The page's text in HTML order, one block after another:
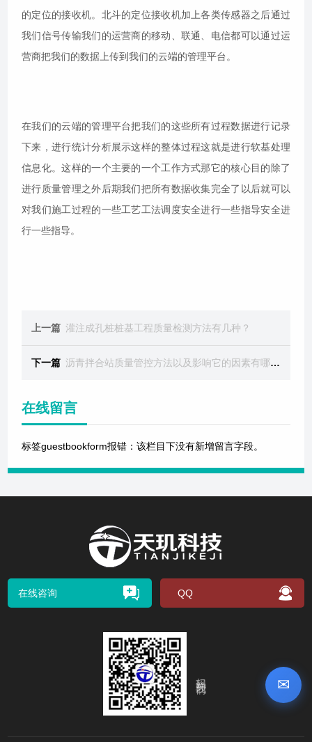
✉
的定位的接收机。北斗的定位接收机加上各类传感器之后通过
我们信号传输我们的运营商的移动、联通、电信都可以通过运
营商把我们的数据上传到我们的云端的管理平台。
在我们的云端的管理平台把我们的这些所有过程数据进行记录
下来，进行统计分析展示这样的整体过程这就是进行软基处理
信息化。这样的一个主要的一个工作方式那它的核心目的除了
进行质量管理之外后期我们把所有数据收集完全了以后就可以
对我们施工过程的一些工艺工法调度安全进行一些指导安全进
行一些指导。
上一篇 灌注成孔桩桩基工程质量检测方法有几种？
下一篇 沥青拌合站质量管控方法以及影响它的因素有哪些？
在线留言
标签guestbookform报错：该栏目下没有新增留言字段。
在线咨询 QQ